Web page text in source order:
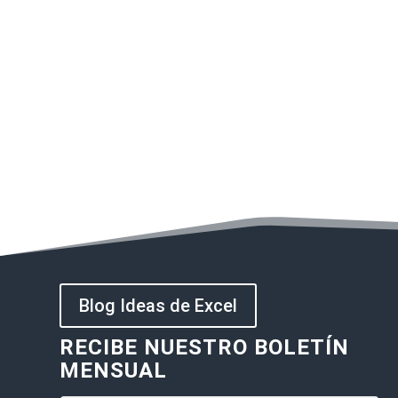
Blog Ideas de Excel
RECIBE NUESTRO BOLETÍN
MENSUAL